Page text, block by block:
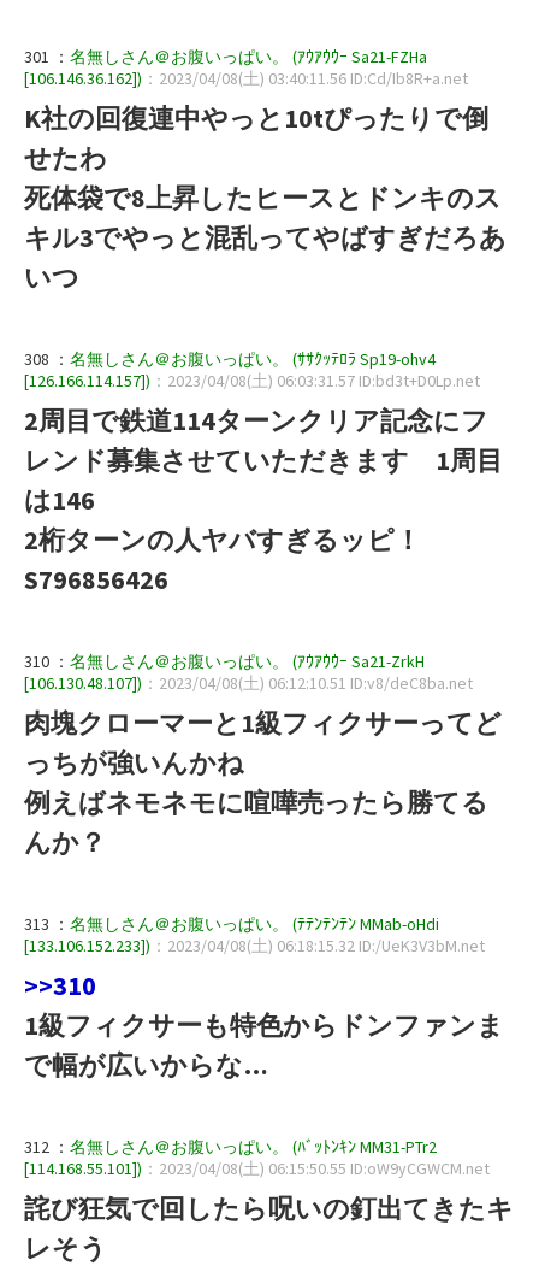
301 ： 名無しさん＠お腹いっぱい。 (ｱｳｱｳｳｰ Sa21-FZHa
[106.146.36.162]) ：2023/04/08(土) 03:40:11.56 ID:Cd/Ib8R+a.net
K社の回復連中やっと10tぴったりで倒
せたわ
死体袋で8上昇したヒースとドンキのス
キル3でやっと混乱ってやばすぎだろあ
いつ
308 ： 名無しさん＠お腹いっぱい。 (ｻｻｸｯﾃﾛﾗ Sp19-ohv4
[126.166.114.157]) ：2023/04/08(土) 06:03:31.57 ID:bd3t+D0Lp.net
2周目で鉄道114ターンクリア記念にフ
レンド募集させていただきます 1周目
は146
2桁ターンの人ヤバすぎるッピ！
S796856426
310 ： 名無しさん＠お腹いっぱい。 (ｱｳｱｳｳｰ Sa21-ZrkH
[106.130.48.107]) ：2023/04/08(土) 06:12:10.51 ID:v8/deC8ba.net
肉塊クローマーと1級フィクサーってど
っちが強いんかね
例えばネモネモに喧嘩売ったら勝てる
んか？
313 ： 名無しさん＠お腹いっぱい。 (ﾃﾃﾝﾃﾝﾃﾝ MMab-oHdi
[133.106.152.233]) ：2023/04/08(土) 06:18:15.32 ID:/UeK3V3bM.net
>>310
1級フィクサーも特色からドンファンま
で幅が広いからな…
312 ： 名無しさん＠お腹いっぱい。 (ﾊﾞｯﾄﾝｷﾝ MM31-PTr2
[114.168.55.101]) ：2023/04/08(土) 06:15:50.55 ID:oW9yCGWCM.net
詫び狂気で回したら呪いの釘出てきたキ
レそう